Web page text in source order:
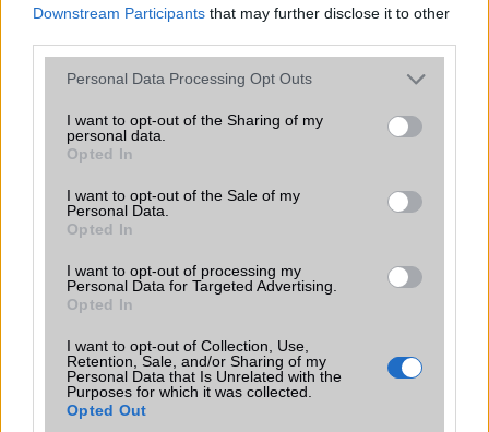
Downstream Participants that may further disclose it to other
Please note that this website/app uses one or more Google
not limited to your visit or usage behaviour. You may click to
grant or deny consent to Google and its third-party tags to
use your data for below specified purposes in below Google
consent section.
Personal Data Processing Opt Outs
I want to opt-out of the Sharing of my
personal data.
Opted In
I want to opt-out of the Sale of my
Personal Data.
Opted In
I want to opt-out of processing my
Personal Data for Targeted Advertising.
Opted In
I want to opt-out of Collection, Use,
Retention, Sale, and/or Sharing of my
Personal Data that Is Unrelated with the
Purposes for which it was collected.
Opted Out
Gyöngyi
2012-7-5 17:29:18
002: véletlen nem úgy van beállítva, hogy a telefonkönyvből és a
SIM-ről is szedje az adatokat? Mert ha igen, ez a gond, a duplikáció.
laocsingling
2012-8-2 10:52:46
egy 2G-ás SD kártya de ha letöltök egy progit akkor a
rendszermemóriára (ami nagyon kicsi) és a belső memóriára teszi.
Hogy rakhatnám át ezt a külső memóriára?? FONTOSS!!! Előre is
köszi